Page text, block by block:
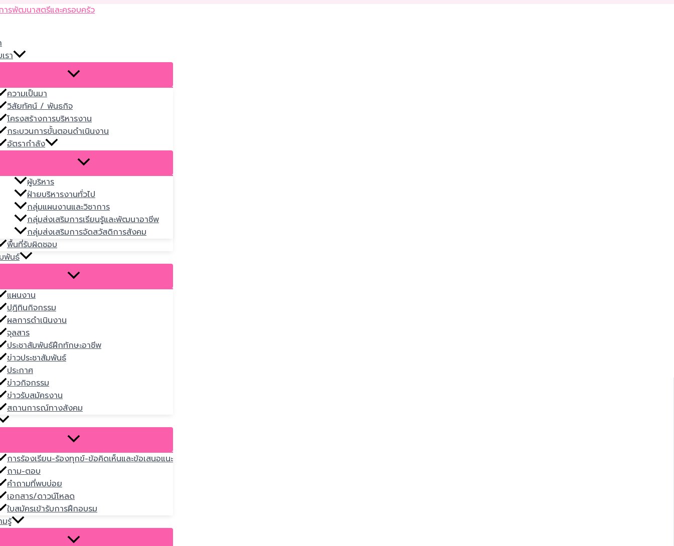
Skip
รา
ความเป็นมา
วิสัยทัศน์ / พันธกิจ
โครงสร้างการบริหารงาน
กระบวนการขั้นตอนดำเนินงาน
อัตรากำลัง
ผู้บริหาร
ฝ่ายบริหารงานทั่วไป
กลุ่มแผนงานและวิชาการ
กลุ่มส่งเสริมการเรียนรู้และพัฒนาอาชีพ
กลุ่มส่งเสริมการจัดสวัสดิการสังคม
พื้นที่รับผิดชอบ
พันธ์
แผนงาน
ปฏิทินกิจกรรม
ผลการดำเนินงาน
จุลสาร
ประชาสัมพันธ์ฝึกทักษะอาชีพ
ข่าวประชาสัมพันธ์
ประกาศ
ข่าวกิจกรรม
ข่าวรับสมัครงาน
สถานการณ์ทางสังคม
การร้องเรียน-ร้องทุกข์-ข้อคิดเห็นและข้อเสนอแนะ
ถาม-ตอบ
คำถามที่พบบ่อย
เอกสาร/ดาวน์โหลด
ใบสมัครเข้ารับการฝึกอบรม
รู้